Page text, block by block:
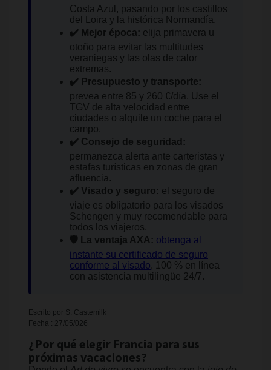
Costa Azul, pasando por los castillos
del Loira y la histórica Normandía.
✔️ Mejor época: elija primavera u
otoño para evitar las multitudes
veraniegas y las olas de calor
extremas.
✔️ Presupuesto y transporte:
prevea entre 85 y 260 €/día. Use el
TGV de alta velocidad entre
ciudades o alquile un coche para el
campo.
✔️ Consejo de seguridad:
permanezca alerta ante carteristas y
estafas turísticas en zonas de gran
afluencia.
✔️ Visado y seguro: el seguro de
viaje es obligatorio para los visados
Schengen y muy recomendable para
todos los viajeros.
🛡️ La ventaja AXA: obtenga al
instante su certificado de seguro
conforme al visado, 100 % en línea
con asistencia multilingüe 24/7.
Escrito por S. Castemilk
Fecha : 27/05/026
¿Por qué elegir Francia para sus
próximas vacaciones?